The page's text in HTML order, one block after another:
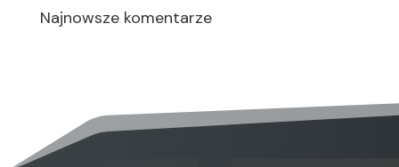
Najnowsze komentarze